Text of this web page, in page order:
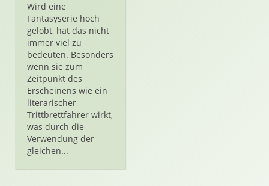
Wird eine
Fantasyserie hoch
gelobt, hat das nicht
immer viel zu
bedeuten. Besonders
wenn sie zum
Zeitpunkt des
Erscheinens wie ein
literarischer
Trittbrettfahrer wirkt,
was durch die
Verwendung der
gleichen...